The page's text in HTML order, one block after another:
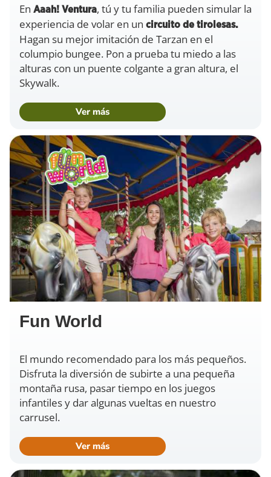
En Aaah! Ventura, tú y tu familia pueden simular la
experiencia de volar en un circuito de tirolesas.
Hagan su mejor imitación de Tarzan en el
columpio bungee. Pon a prueba tu miedo a las
alturas con un puente colgante a gran altura, el
Skywalk.
Ver más
Fun World
El mundo recomendado para los más pequeños.
Disfruta la diversión de subirte a una pequeña
montaña rusa, pasar tiempo en los juegos
infantiles y dar algunas vueltas en nuestro
carrusel.
Ver más